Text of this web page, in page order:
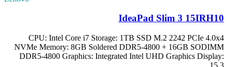
IdeaPad Slim 3 15IRH10
CPU: Intel Core i7 Storage: 1TB SSD M.2 2242 PCIe 4.0x4
NVMe Memory: 8GB Soldered DDR5-4800 + 16GB SODIMM
DDR5-4800 Graphics: Integrated Intel UHD Graphics Display: